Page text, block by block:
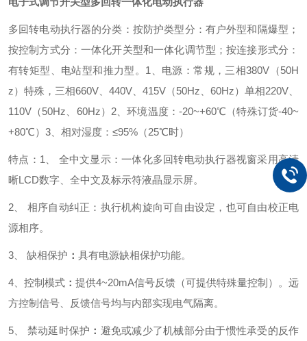
多回转电动执行器的分类： 按防护类型分：有户外型和隔爆型；
按控制方式分：一体化开关型和一体化调节型； 按连接形式分：
有转矩型、电站型和推力型。 1、电源：常规，三相380V（50H
z） 特殊，三相660V、440V、415V（50Hz、60Hz） 单相220V、
110V（50Hz、60Hz） 2、环境温度：-20~+60℃（特殊订货-40~
+80℃） 3、相对湿度：≤95%（25℃时）
特点：1、 全中文显示： 一体化多回转电动执行器视窗采用高清
晰LCD数字、全中文及标示符液晶显示屏。
2、 相序自动纠正： 执行机构旋向可自由设定，也可自由校正电
源相序。
3、 缺相保护 ： 具有电源缺相保护功能。
4、控制模式 ： 提供4~20mA信号反馈（可提供特殊量控制）。远
方控制信号、反馈信号均与内部实现电气隔离。
5、 禁动延时保护 ： 避免或减少了机械部分由于惯性承受的反作